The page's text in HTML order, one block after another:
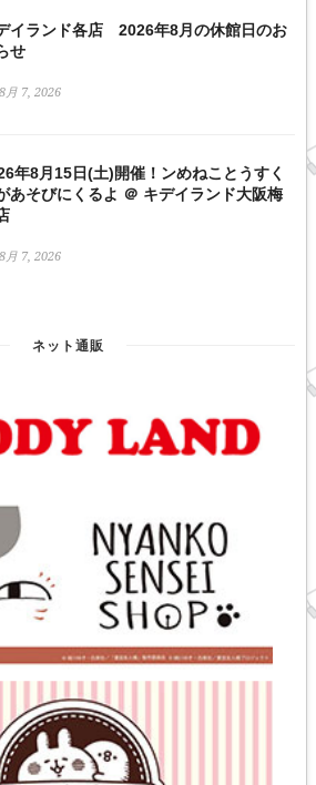
イランド各店 2026年8月の休館日のお
せ
月 7, 2026
年8月15日(土)開催！ンめねことうすく
あそびにくるよ ＠ キデイランド大阪梅
月 7, 2026
ネット通販